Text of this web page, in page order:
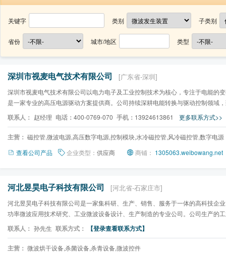
关键字 类别 子类别
省份 城市/地区 类型
深圳市视麦电气技术有限公司 [广东省-深圳]
深圳市视麦电气技术有限公司以电力电子及工业控制技术为核心，专注于电能的
是一家专业的高压电源驱动方案提供商。公司持续深耕电能转换与驱动控制领域
字高压变频电源的核心...
联系人： 赵经理 电话： 400-0769-070 手机： 13924613861 更多联系方式>>
主营： 磁控管,微波电源,高压数字电源,控制模块,水冷磁控管,风冷磁控管,数字电源
查看公司产品
企业类型： 供应商 商铺： 1305063.weibowang.net
河北昱昊电子科技有限公司 [河北省-石家庄市]
河北昱昊电子科技有限公司是一家集科研、生产、销售、服务于一体的高科技企
功率微波应用技术研究、工业微波设备设计、生产制造的专业公司。公司生产的
泛应用于冶金、粉体材...
联系人： 孙先生 联系方式： 【登录查看联系方式】
主营： 微波烘干设备,杀菌设备,杀青设备,微波控件